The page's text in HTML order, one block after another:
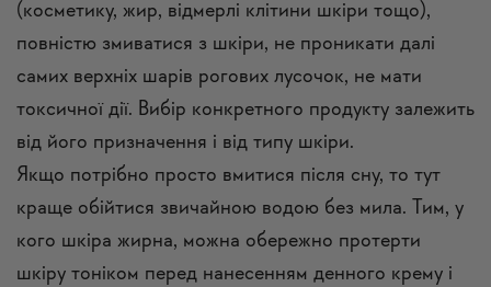
(косметику, жир, відмерлі клітини шкіри тощо),
повністю змиватися з шкіри, не проникати далі
самих верхніх шарів рогових лусочок, не мати
токсичної дії. Вибір конкретного продукту залежить
від його призначення і від типу шкіри.
Якщо потрібно просто вмитися після сну, то тут
краще обійтися звичайною водою без мила. Тим, у
кого шкіра жирна, можна обережно протерти
шкіру тоніком перед нанесенням денного крему і